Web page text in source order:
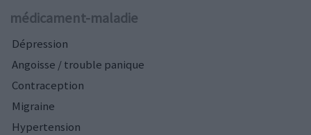
médicament-maladie
Dépression
Angoisse / trouble panique
Contraception
Migraine
Hypertension